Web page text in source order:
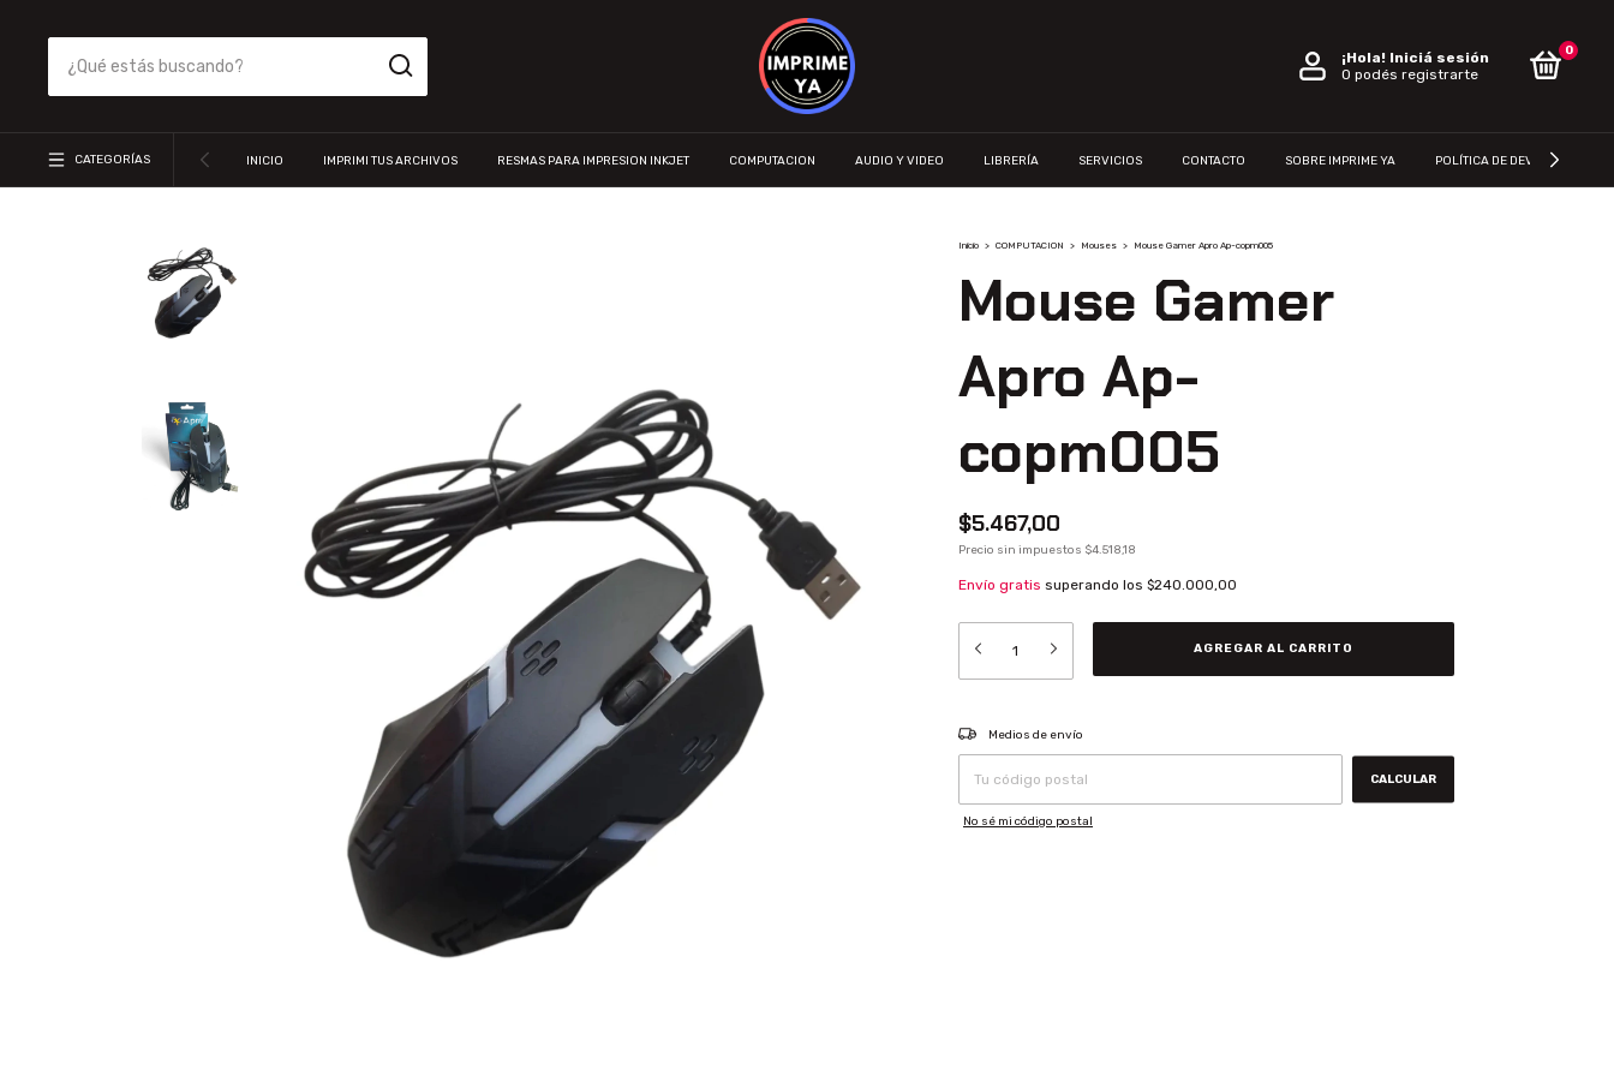
¡Hola! Iniciá sesión
O podés registrarte
0
CATEGORÍAS INICIO IMPRIMI TUS ARCHIVOS RESMAS PARA IMPRESION INKJET COMPUTACION AUDIO Y VIDEO LIBRERÍA SERVICIOS CONTACTO SOBRE IMPRIME YA POLÍTICA DE DEVOLUCIÓN
Inicio > COMPUTACION > Mouses > Mouse Gamer Apro Ap-copm005
Mouse Gamer
Apro Ap-
copm005
$5.467,00
Precio sin impuestos $4.518,18
Envío gratis superando los $240.000,00
Entregas para el CP:
Medios de envío
CALCULAR
No sé mi código postal